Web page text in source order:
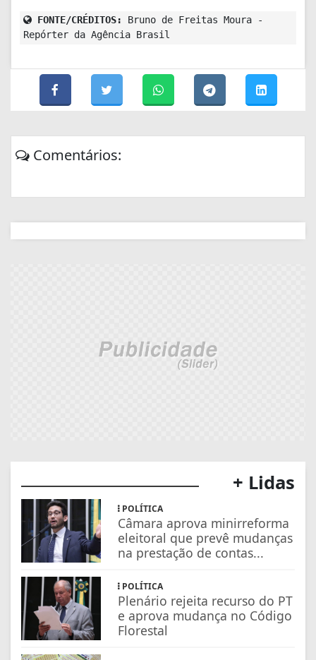
FONTE/CRÉDITOS:
Bruno de Freitas Moura -
Repórter da Agência Brasil
Comentários:
+ Lidas
POLÍTICA
Câmara aprova minirreforma
eleitoral que prevê mudanças
na prestação de contas...
POLÍTICA
Plenário rejeita recurso do PT
e aprova mudança no Código
Florestal